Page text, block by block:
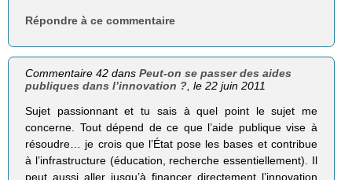
Répondre à ce commentaire
Commentaire 42 dansPeut-on se passer des aides
publiques dans l’innovation ? , le 22 juin 2011
Sujet passionnant et tu sais à quel point le sujet me
concerne. Tout dépend de ce que l’aide publique vise à
résoudre… je crois que l’État pose les bases et contribue
à l’infrastructure (éducation, recherche essentiellement). Il
peut aussi aller jusqu’à financer directement l’innovation